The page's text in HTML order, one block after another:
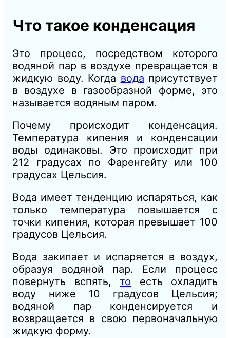
Что такое конденсация
Это процесс, посредством которого
водяной пар в воздухе превращается в
жидкую воду. Когда вода присутствует
в воздухе в газообразной форме, это
называется водяным паром.
Почему происходит конденсация.
Температура кипения и конденсации
воды одинаковы. Это происходит при
212 градусах по Фаренгейту или 100
градусах Цельсия.
Вода имеет тенденцию испаряться, как
только температура повышается с
точки кипения, которая превышает 100
градусов Цельсия.
Вода закипает и испаряется в воздух,
образуя водяной пар. Если процесс
повернуть вспять, то есть охладить
воду ниже 10 градусов Цельсия;
водяной пар конденсируется и
возвращается в свою первоначальную
жидкую форму.